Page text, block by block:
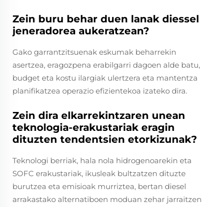
Zein buru behar duen lanak diessel
jeneradorea aukeratzean?
Gako garrantzitsuenak eskumak beharrekin
asertzea, eragozpena erabilgarri dagoen alde batu,
budget eta kostu ilargiak ulertzera eta mantentza
planifikatzea operazio efizientekoa izateko dira.
Zein dira elkarrekintzaren unean
teknologia-erakustariak eragin
dituzten tendentsien etorkizunak?
Teknologi berriak, hala nola hidrogenoarekin eta
SOFC erakustariak, ikusleak bultzatzen dituzte
burutzea eta emisioak murriztea, bertan diesel
arrakastako alternatiboen moduan zehar jarraitzen